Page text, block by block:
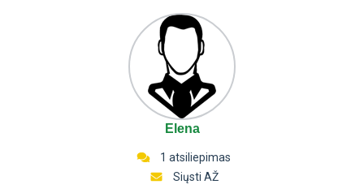
Elena
1 atsiliepimas
Siųsti AŽ